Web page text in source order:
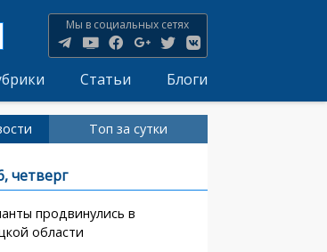
Мы в социальных сетях
Статьи Блоги
Топ за сутки
четверг
продвинулись в
области